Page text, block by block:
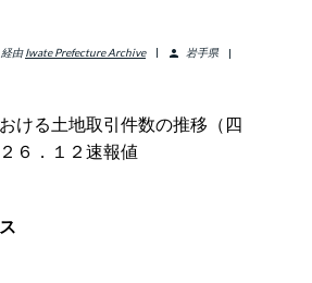
経由 Iwate Prefecture Archive person
岩手県
ける土地取引件数の推移（四
６．１２速報値